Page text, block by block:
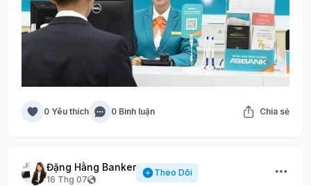
0 Yêu thích 0 Bình luận Chia sẻ
Đặng Hằng Banker
16 Thg 07
Theo Dõi